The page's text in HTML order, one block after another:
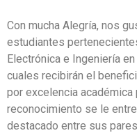
Con mucha Alegría, nos
estudiantes
Electrónica e Ingeniería
cuales recibirán el
por excelencia
reconocimiento se le
destacado entre sus